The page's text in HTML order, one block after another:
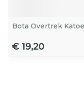
Bota Overtrek
€ 19,20